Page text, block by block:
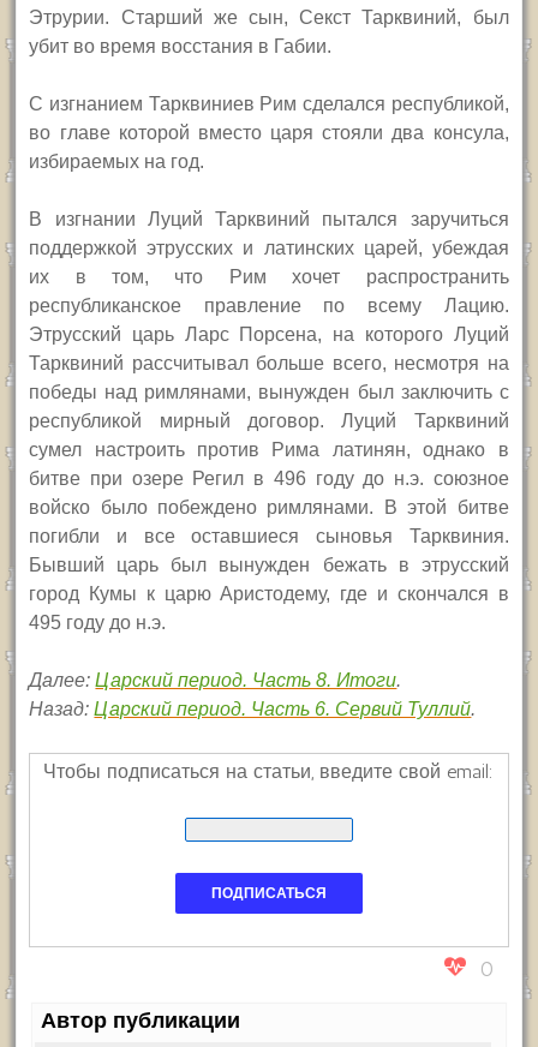
Этрурии. Старший же сын, Секст Тарквиний, был
убит во время восстания в Габии.
С изгнанием Тарквиниев Рим сделался республикой,
во главе которой вместо царя стояли два консула,
избираемых на год.
В изгнании Луций Тарквиний пытался заручиться
поддержкой этрусских и латинских царей, убеждая
их в том, что Рим хочет распространить
республиканское правление по всему Лацию.
Этрусский царь Ларс Порсена, на которого Луций
Тарквиний рассчитывал больше всего, несмотря на
победы над римлянами, вынужден был заключить с
республикой мирный договор. Луций Тарквиний
сумел настроить против Рима латинян, однако в
битве при озере Регил в 496 году до н.э. союзное
войско было побеждено римлянами. В этой битве
погибли и все оставшиеся сыновья Тарквиния.
Бывший царь был вынужден бежать в этрусский
город Кумы к царю Аристодему, где и скончался в
495 году до н.э.
Далее:Царский период. Часть 8. Итоги.
Назад:Царский период. Часть 6. Сервий Туллий.
Чтобы подписаться на статьи, введите свой email:
0
Автор публикации